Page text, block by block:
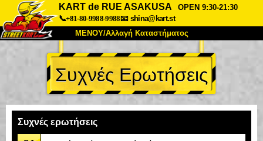
KART de RUE ASAKUSA
OPEN 9:30-21:30
📞+81-80-9988-9988📧 shina@kart.st
ΜΕΝΟΥ/Αλλαγή Καταστήματος
ΚΥΡΙΩΣ
Σχετικά Προδιαγραφές Τιμές
Συχνές Ερωτήσεις
Εταιρεία
Αλλαγή Καταστήματος
Συχνές Ερωτήσεις
Συχνές ερωτήσεις